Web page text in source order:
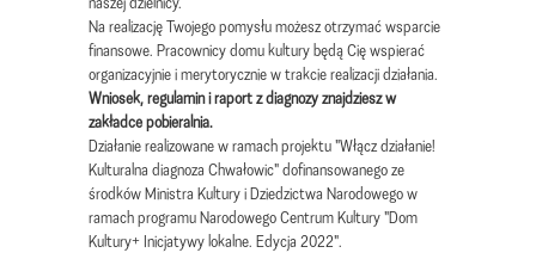
Na realizację Twojego pomysłu możesz otrzymać wsparcie
finansowe. Pracownicy domu kultury będą Cię wspierać
organizacyjnie i merytorycznie w trakcie realizacji działania.
Wniosek, regulamin i raport z diagnozy znajdziesz w
zakładce pobieralnia.
Działanie realizowane w ramach projektu "Włącz działanie!
Kulturalna diagnoza Chwałowic" dofinansowanego ze
środków Ministra Kultury i Dziedzictwa Narodowego w
ramach programu Narodowego Centrum Kultury "Dom
Kultury+ Inicjatywy lokalne. Edycja 2022".